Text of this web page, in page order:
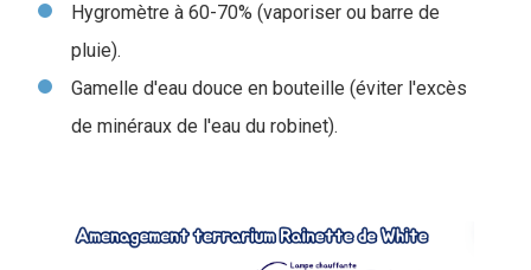
Hygromètre à 60-70% (vaporiser ou barre de
pluie).
Gamelle d'eau douce en bouteille (éviter l'excès
de minéraux de l'eau du robinet).